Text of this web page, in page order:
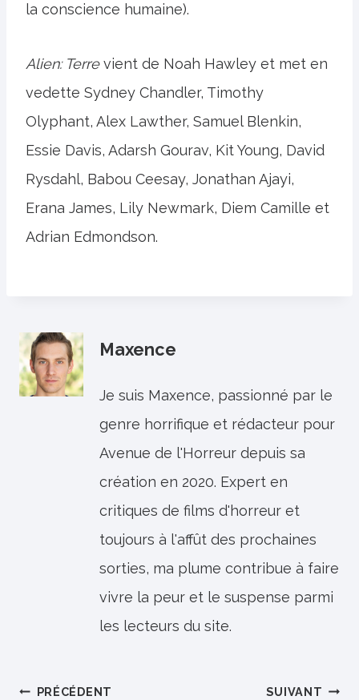
la conscience humaine).
Alien: Terrevient de Noah Hawley et met en
vedette Sydney Chandler, Timothy
Olyphant, Alex Lawther, Samuel Blenkin,
Essie Davis, Adarsh ​​Gourav, Kit Young, David
Rysdahl, Babou Ceesay, Jonathan Ajayi,
Erana James, Lily Newmark, Diem Camille et
Adrian Edmondson.
Maxence
Je suis Maxence, passionné par le
genre horrifique et rédacteur pour
Avenue de l'Horreur depuis sa
création en 2020. Expert en
critiques de films d'horreur et
toujours à l'affût des prochaines
sorties, ma plume contribue à faire
vivre la peur et le suspense parmi
les lecteurs du site.
Navigation
PRÉCÉDENT SUIVANT